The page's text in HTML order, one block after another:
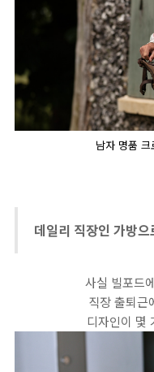
남자 명품
데일리 직장인 가방
사실 빌포드
직장 출퇴근
디자인이 몇